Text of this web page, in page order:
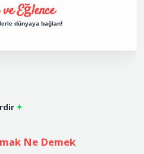
Eğlence
dünyaya bağlan!
Ne Demek